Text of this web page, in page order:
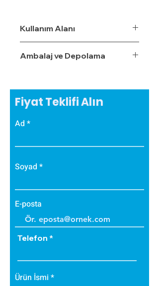
Kullanım Alanı
Ambalaj ve Depolama
Fiyat Teklifi Alın
Ad
Soyad
E-posta
Telefon
Ürün İsmi